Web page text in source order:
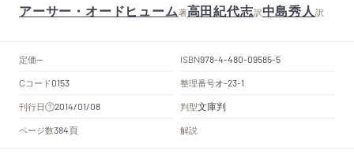
アーサー・オードヒューム著高田紀代志訳中島秀人訳
定価-- ISBN978-4-480-09585-5
Cコード0153 整理番号オ-23-1
刊行日 2014/01/08 判型文庫判
ページ数384頁 解説